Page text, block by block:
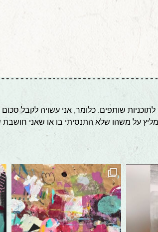
לתוכניות שותפים. כלומר, אני עשויה לקבל
על משהו שלא התנסיתי בו או שאני
In a
WIP. #abstract #abstractpainting
is that they ca